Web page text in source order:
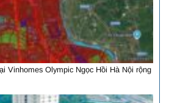
Vinhomes Olympic Ngọc Hồi Hà Nội rộng